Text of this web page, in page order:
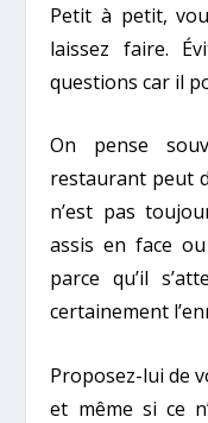
Petit à petit,
laissez faire.
questions car il
On pense
restaurant peut
n’est pas
assis en face
parce qu’il
certainement
Proposez-lui de
et même si ce